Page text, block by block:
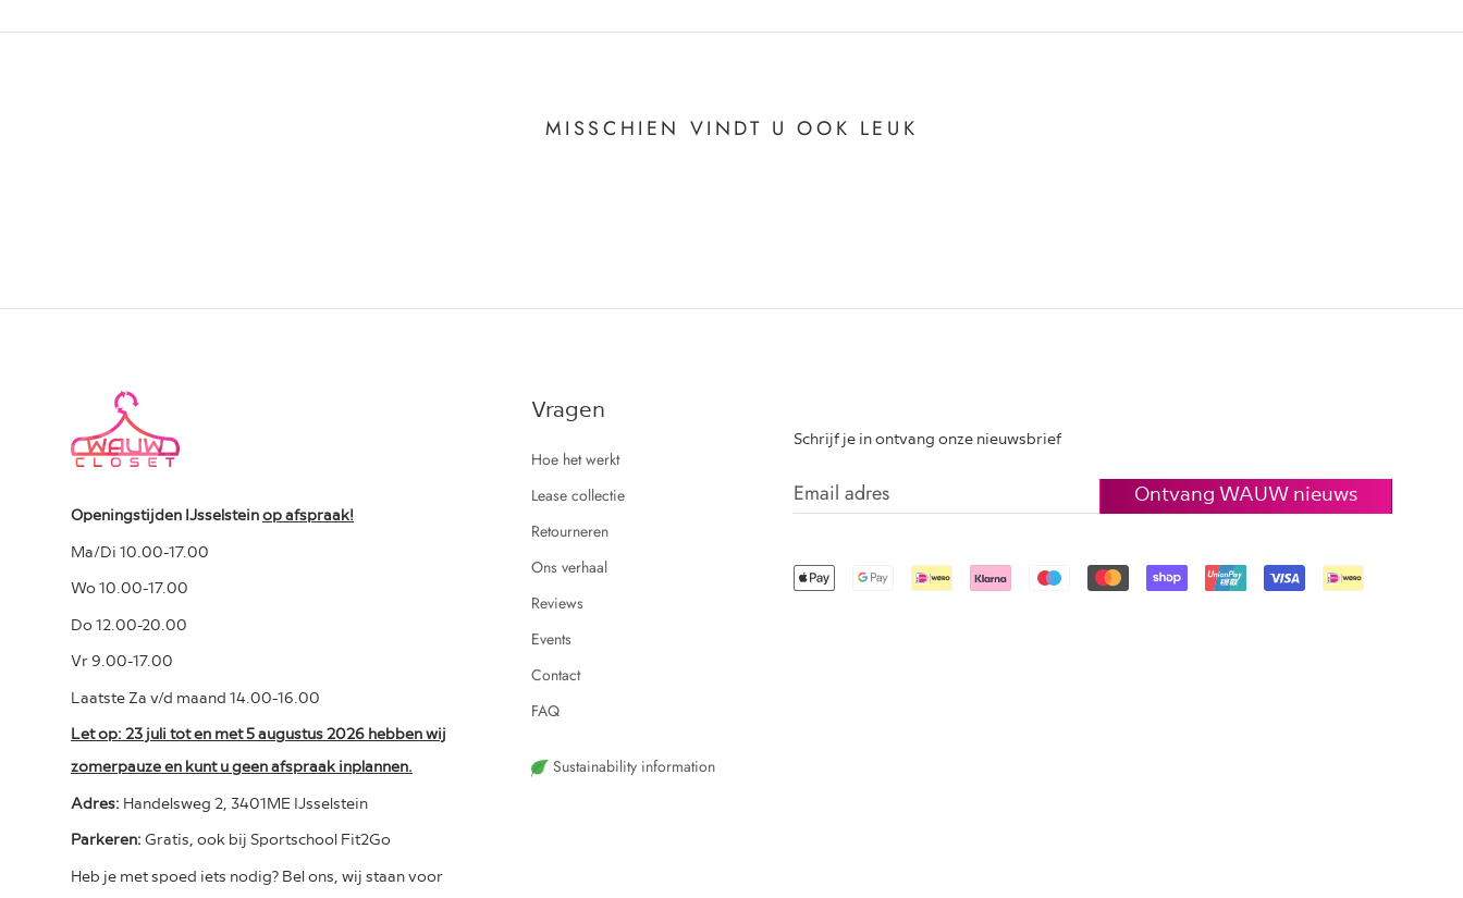
MISSCHIEN VINDT U OOK LEUK
Openingstijden IJsselsteinop afspraak!
Ma/Di 10.00-17.00
Wo 10.00-17.00
Do 12.00-20.00
Vr 9.00-17.00
Laatste Za v/d maand 14.00-16.00
Let op: 23 juli tot en met 5 augustus 2026 hebben wij
zomerpauze en kunt u geen afspraak inplannen.
Adres: Handelsweg 2, 3401ME IJsselstein
Parkeren: Gratis, ook bij Sportschool Fit2Go
Heb je met spoed iets nodig? Bel ons, wij staan voor
Vragen
Hoe het werkt
Lease collectie
Retourneren
Ons verhaal
Reviews
Events
Contact
FAQ
Sustainability information
Schrijf je in ontvang onze nieuwsbrief
Ontvang WAUW nieuws